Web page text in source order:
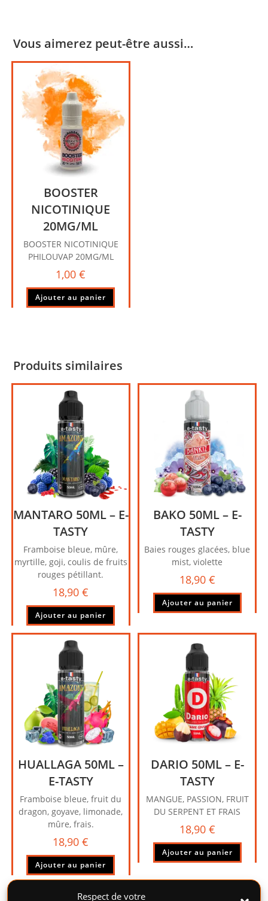
Respect de votre
Vous aimerez peut-être aussi…
BOOSTER
NICOTINIQUE
20MG/ML
BOOSTER NICOTINIQUE
PHILOUVAP 20MG/ML
1,00€
Ajouter au panier
Produits similaires
MANTARO 50ML – E-
TASTY
Framboise bleue, mûre,
myrtille, goji, coulis de fruits
rouges pétillant.
18,90€
Ajouter au panier
BAKO 50ML – E-
TASTY
Baies rouges glacées, blue
mist, violette
18,90 €
Ajouter au panier
HUALLAGA 50ML –
E-TASTY
Framboise bleue, fruit du
dragon, goyave, limonade,
mûre, frais.
18,90€
Ajouter au panier
DARIO 50ML – E-
TASTY
MANGUE, PASSION, FRUIT
DU SERPENT ET FRAIS
18,90 €
Ajouter au panier